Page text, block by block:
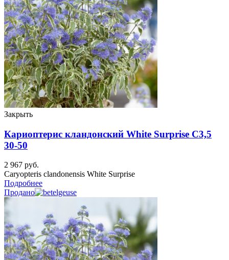
Закрыть
Кариоптерис кландонский White Surprise C3,5
30-50
2 967 руб.
Caryopteris clandonensis White Surprise
Подробнее
Продано